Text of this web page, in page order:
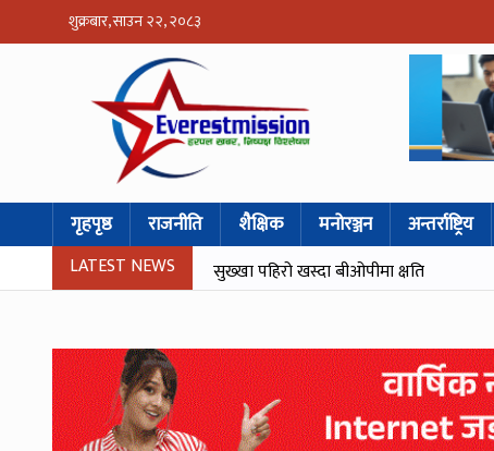
शुक्रबार, साउन २२, २०८३
गृहपृष्ठ राजनीति शैक्षिक मनोरञ्जन अन्तर्राष्ट्रिय
LATEST NEWS सुख्खा पहिरो खस्दा बीओपीमा क्षति